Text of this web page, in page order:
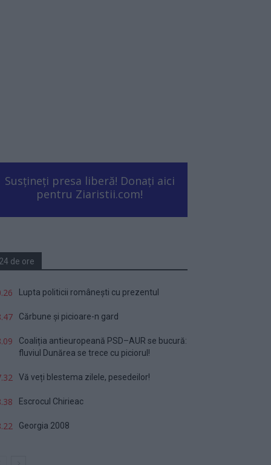
Susțineți presa liberă! Donați aici
pentru Ziaristii.com!
24 de ore
Lupta politicii românești cu prezentul
Cărbune și picioare-n gard
Coaliția antieuropeană PSD–AUR se bucură:
fluviul Dunărea se trece cu piciorul!
Vă veți blestema zilele, pesedeilor!
Escrocul Chirieac
Georgia 2008